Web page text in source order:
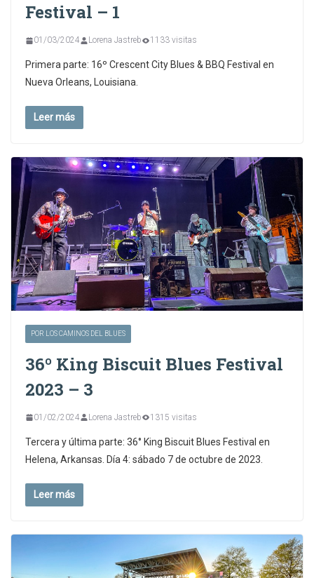
Festival – 1
01/03/2024 Lorena Jastreb 1133 visitas
Primera parte: 16º Crescent City Blues & BBQ Festival en
Nueva Orleans, Louisiana.
Leer más
POR LOS CAMINOS DEL BLUES
36º King Biscuit Blues Festival
2023 – 3
01/02/2024 Lorena Jastreb 1315 visitas
Tercera y última parte: 36° King Biscuit Blues Festival en
Helena, Arkansas. Día 4: sábado 7 de octubre de 2023.
Leer más